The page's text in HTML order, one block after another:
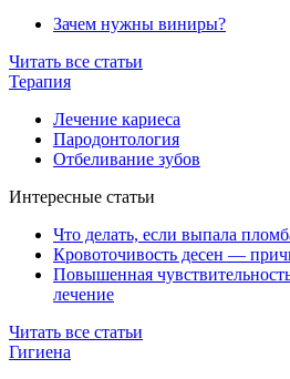
Зачем нужны виниры?
Читать все статьи
Терапия
Лечение кариеса
Пародонтология
Отбеливание зубов
Интересные статьи
Что делать, если выпала
Кровоточивость десен —
Повышенная
лечение
Читать все статьи
Гигиена